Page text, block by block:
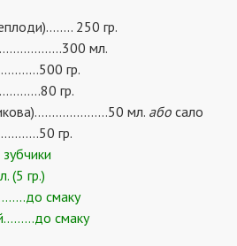
250 гр.
мл.
гр.
гр.
мл. або сало
гр.
гр.)
смаку
смаку